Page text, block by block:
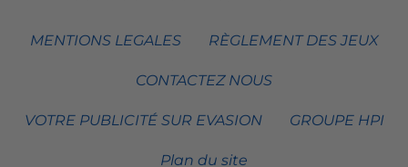
MENTIONS LEGALES RÈGLEMENT DES JEUX
CONTACTEZ NOUS
VOTRE PUBLICITÉ SUR EVASION GROUPE HPI
Plan du site